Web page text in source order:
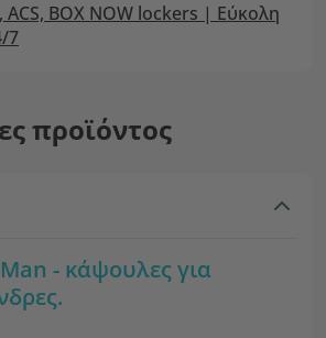
BOX NOW lockers | Εύκολη
7
προϊόντος
- κάψουλες για